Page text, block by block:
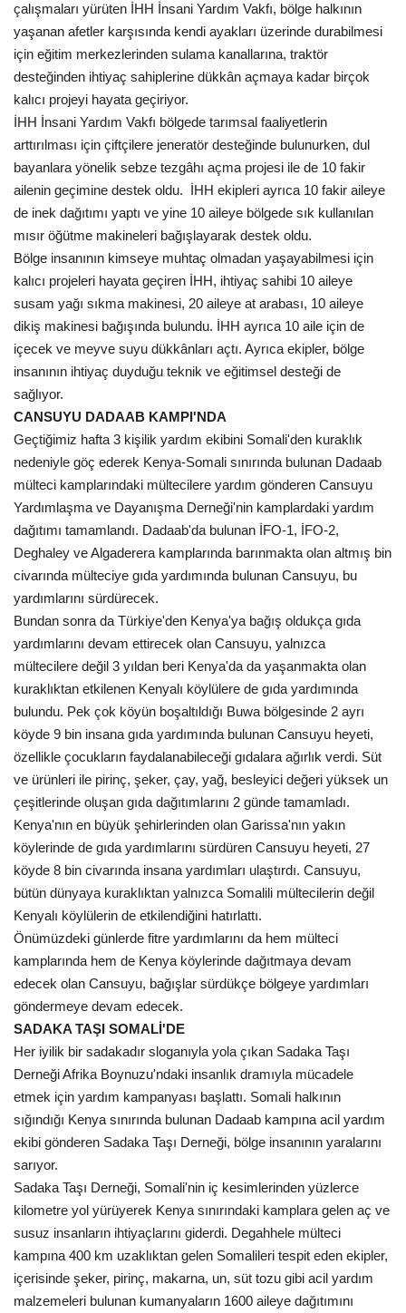
çalışmaları yürüten İHH İnsani Yardım Vakfı, bölge halkının
yaşanan afetler karşısında kendi ayakları üzerinde durabilmesi
için eğitim merkezlerinden sulama kanallarına, traktör
desteğinden ihtiyaç sahiplerine dükkân açmaya kadar birçok
kalıcı projeyi hayata geçiriyor.
İHH İnsani Yardım Vakfı bölgede tarımsal faaliyetlerin
arttırılması için çiftçilere jeneratör desteğinde bulunurken, dul
bayanlara yönelik sebze tezgâhı açma projesi ile de 10 fakir
ailenin geçimine destek oldu. İHH ekipleri ayrıca 10 fakir aileye
de inek dağıtımı yaptı ve yine 10 aileye bölgede sık kullanılan
mısır öğütme makineleri bağışlayarak destek oldu.
Bölge insanının kimseye muhtaç olmadan yaşayabilmesi için
kalıcı projeleri hayata geçiren İHH, ihtiyaç sahibi 10 aileye
susam yağı sıkma makinesi, 20 aileye at arabası, 10 aileye
dikiş makinesi bağışında bulundu. İHH ayrıca 10 aile için de
içecek ve meyve suyu dükkânları açtı. Ayrıca ekipler, bölge
insanının ihtiyaç duyduğu teknik ve eğitimsel desteği de
sağlıyor.
CANSUYU DADAAB KAMPI'NDA
Geçtiğimiz hafta 3 kişilik yardım ekibini Somali'den kuraklık
nedeniyle göç ederek Kenya-Somali sınırında bulunan Dadaab
mülteci kamplarındaki mültecilere yardım gönderen Cansuyu
Yardımlaşma ve Dayanışma Derneği'nin kamplardaki yardım
dağıtımı tamamlandı. Dadaab'da bulunan İFO-1, İFO-2,
Deghaley ve Algaderera kamplarında barınmakta olan altmış bin
civarında mülteciye gıda yardımında bulunan Cansuyu, bu
yardımlarını sürdürecek.
Bundan sonra da Türkiye'den Kenya'ya bağış oldukça gıda
yardımlarını devam ettirecek olan Cansuyu, yalnızca
mültecilere değil 3 yıldan beri Kenya'da da yaşanmakta olan
kuraklıktan etkilenen Kenyalı köylülere de gıda yardımında
bulundu. Pek çok köyün boşaltıldığı Buwa bölgesinde 2 ayrı
köyde 9 bin insana gıda yardımında bulunan Cansuyu heyeti,
özellikle çocukların faydalanabileceği gıdalara ağırlık verdi. Süt
ve ürünleri ile pirinç, şeker, çay, yağ, besleyici değeri yüksek un
çeşitlerinde oluşan gıda dağıtımlarını 2 günde tamamladı.
Kenya'nın en büyük şehirlerinden olan Garissa'nın yakın
köylerinde de gıda yardımlarını sürdüren Cansuyu heyeti, 27
köyde 8 bin civarında insana yardımları ulaştırdı. Cansuyu,
bütün dünyaya kuraklıktan yalnızca Somalili mültecilerin değil
Kenyalı köylülerin de etkilendiğini hatırlattı.
Önümüzdeki günlerde fitre yardımlarını da hem mülteci
kamplarında hem de Kenya köylerinde dağıtmaya devam
edecek olan Cansuyu, bağışlar sürdükçe bölgeye yardımları
göndermeye devam edecek.
SADAKA TAŞI SOMALİ'DE
Her iyilik bir sadakadır sloganıyla yola çıkan Sadaka Taşı
Derneği Afrika Boynuzu'ndaki insanlık dramıyla mücadele
etmek için yardım kampanyası başlattı. Somali halkının
sığındığı Kenya sınırında bulunan Dadaab kampına acil yardım
ekibi gönderen Sadaka Taşı Derneği, bölge insanının yaralarını
sarıyor.
Sadaka Taşı Derneği, Somali'nin iç kesimlerinden yüzlerce
kilometre yol yürüyerek Kenya sınırındaki kamplara gelen aç ve
susuz insanların ihtiyaçlarını giderdi. Degahhele mülteci
kampına 400 km uzaklıktan gelen Somalileri tespit eden ekipler,
içerisinde şeker, pirinç, makarna, un, süt tozu gibi acil yardım
malzemeleri bulunan kumanyaların 1600 aileye dağıtımını